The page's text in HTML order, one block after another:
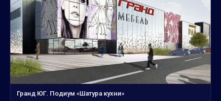
Гранд ЮГ. Подиум «Шатура кухни»